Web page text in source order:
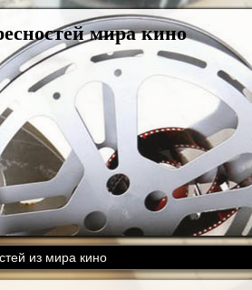
мира кино
из мира кино